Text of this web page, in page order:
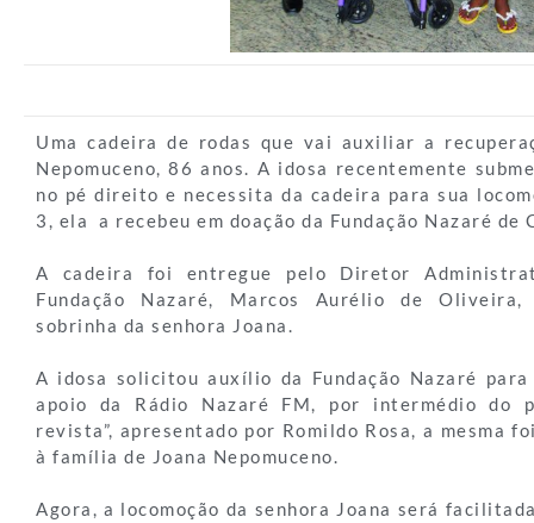
Uma cadeira de rodas que vai auxiliar a
Nepomuceno, 86 anos. A idosa recentemente
no pé direito e necessita da cadeira para sua
3, ela a recebeu em doação da Fundação Nazaré de
A cadeira foi entregue pelo Diretor
Fundação Nazaré, Marcos Aurélio de
sobrinha da senhora Joana.
A idosa solicitou auxílio da Fundação Nazaré
apoio da Rádio Nazaré FM, por intermédio do
revista”, apresentado por Romildo Rosa, a mesma
à família de Joana Nepomuceno.
Agora, a locomoção da senhora Joana será